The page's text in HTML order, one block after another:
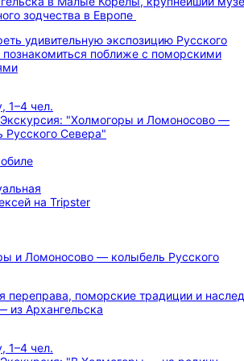
зодчества в Европе
удивительную экспозицию Русского
поближе с поморскими
1–4 чел.
и Ломоносово — колыбель Русского
переправа, поморские традиции и
из Архангельска
1–4 чел.